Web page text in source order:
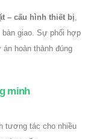
– cấu hình thiết bị,
bàn giao. Sự phối hợp
án hoàn thành đúng
minh
tương tác cho nhiều